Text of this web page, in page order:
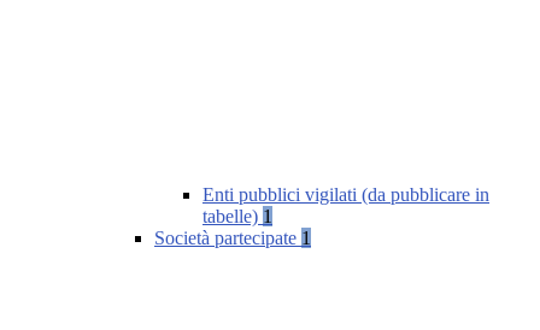
Enti pubblici vigilati (da pubblicare in
tabelle) 1
Società partecipate 1